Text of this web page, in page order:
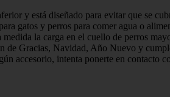
y está diseñado para evitar que se
gatos y perros para comer agua o
la carga en el cuello de perros
de Gracias, Navidad, Año Nuevo y
accesorio, intenta ponerte en contacto